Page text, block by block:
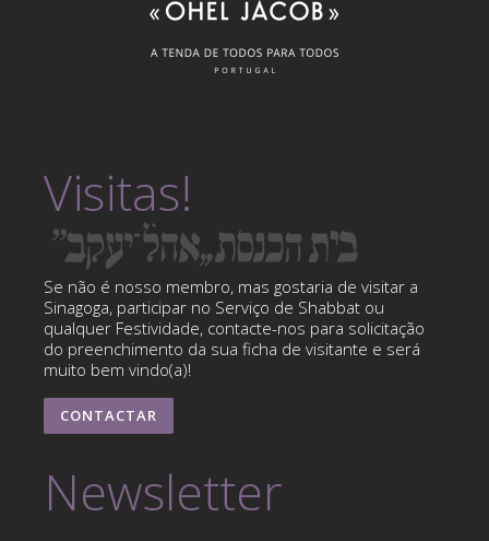
Visitas!
Se não é nosso membro, mas gostaria de visitar a
Sinagoga, participar no Serviço de Shabbat ou
qualquer Festividade, contacte-nos para solicitação
do preenchimento da sua ficha de visitante e será
muito bem vindo(a)!
CONTACTAR
Newsletter